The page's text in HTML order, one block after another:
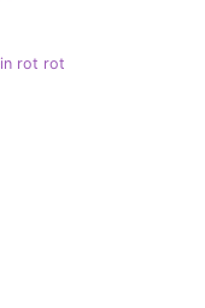
rot rot